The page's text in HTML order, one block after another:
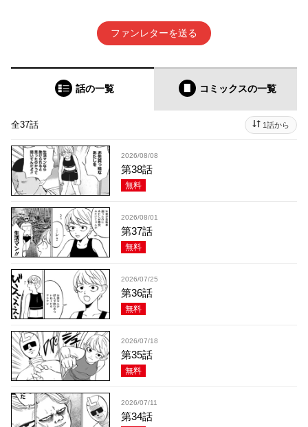
ファンレターを送る
話の一覧 コミックスの一覧
全37話 1話から
2026/08/08
第38話
無料
2026/08/01
第37話
無料
2026/07/25
第36話
無料
2026/07/18
第35話
無料
2026/07/11
第34話